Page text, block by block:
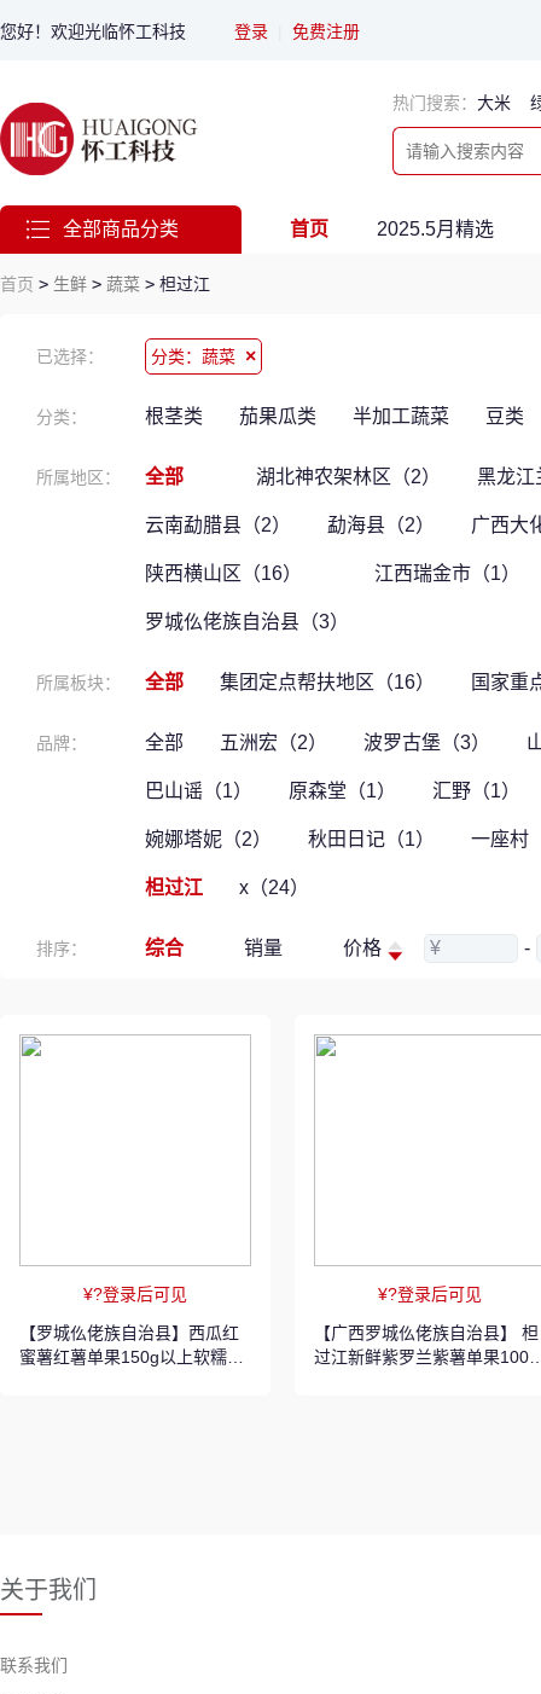
您好！欢迎光临怀工科技 登录 免费注册
热门搜索： 大米
全部商品分类 首页 2025.5月精选
首页 > 生鲜 > 蔬菜 > 柦过江
已选择： 分类：蔬菜 ×
分类： 根茎类 茄果瓜类 半加工蔬菜 豆类
所属地区： 全部 湖北神农架林区（2） 黑龙江
云南勐腊县（2） 勐海县（2） 广西大
陕西横山区（16） 江西瑞金市（1）
罗城仫佬族自治县（3）
所属板块： 全部 集团定点帮扶地区（16） 国家重
品牌： 全部 五洲宏（2） 波罗古堡（3）
巴山谣（1） 原森堂（1） 汇野（1）
婉娜塔妮（2） 秋田日记（1） 一座村
柦过江 x（24）
排序： 综合 销量 价格 ¥ -
¥?登录后可见
【罗城仫佬族自治县】西瓜红
蜜薯红薯单果150g以上软糯可
¥?登录后可见
【广西罗城仫佬族自治县】 柦
过江新鲜紫罗兰紫薯单果100g
关于我们
联系我们